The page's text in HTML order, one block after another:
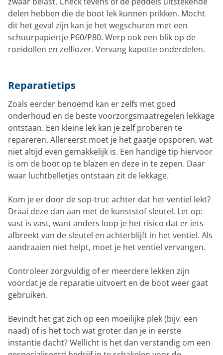
delen hebben die de boot lek kunnen prikken. Mocht
dit het geval zijn kan je het wegschuren met een
schuurpapiertje P60/P80. Werp ook een blik op de
roeidollen en zelflozer. Vervang kapotte onderdelen.
Reparatietips
Zoals eerder benoemd kan er zelfs met goed
onderhoud en de beste voorzorgsmaatregelen lekkage
ontstaan. Een kleine lek kan je zelf proberen te
repareren. Allereerst moet je het gaatje opsporen, wat
niet altijd even gemakkelijk is. Een handige tip hiervoor
is om de boot op te blazen en deze in te zepen. Daar
waar luchtbelletjes ontstaan zit de lekkage.
Kom je er door de sop-truc achter dat het ventiel lekt?
Draai deze dan aan met de kunststof sleutel. Let op:
vast is vast, want anders loop je het risico dat er iets
afbreekt van de sleutel en achterblijft in het ventiel. Als
aandraaien niet helpt, moet je het ventiel vervangen.
Controleer zorgvuldig of er meerdere lekken zijn
voordat je de reparatie uitvoert en de boot weer gaat
gebruiken.
Bevindt het gat zich op een moeilijke plek (bijv. een
naad) of is het toch wat groter dan je in eerste
instantie dacht? Wellicht is het dan verstandig om een